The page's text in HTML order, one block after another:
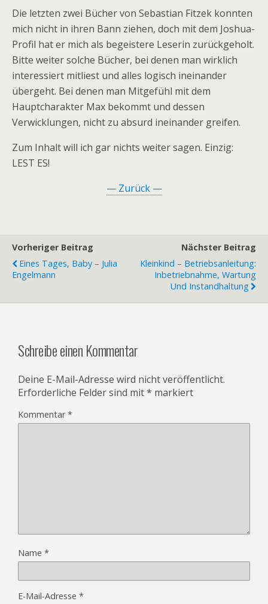
Die letzten zwei Bücher von Sebastian Fitzek konnten
mich nicht in ihren Bann ziehen, doch mit dem Joshua-
Profil hat er mich als begeistere Leserin zurückgeholt.
Bitte weiter solche Bücher, bei denen man wirklich
interessiert mitliest und alles logisch ineinander
übergeht. Bei denen man Mitgefühl mit dem
Hauptcharakter Max bekommt und dessen
Verwicklungen, nicht zu absurd ineinander greifen.
Zum Inhalt will ich gar nichts weiter sagen. Einzig:
LEST ES!
— Zurück —
Vorheriger Beitrag
Eines Tages, Baby – Julia
Engelmann
Nächster Beitrag
Kleinkind – Betriebsanleitung:
Inbetriebnahme, Wartung
Und Instandhaltung
Schreibe einen Kommentar
Deine E-Mail-Adresse wird nicht veröffentlicht.
Erforderliche Felder sind mit* markiert
Kommentar*
Name *
E-Mail-Adresse *